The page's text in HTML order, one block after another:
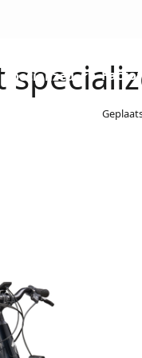
Specialized Factor